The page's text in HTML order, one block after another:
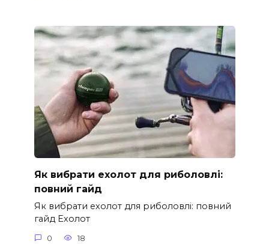
Як вибрати ехолот для риболовлі:
повний гайд
Як вибрати ехолот для риболовлі: повний
гайд Ехолот
0 18